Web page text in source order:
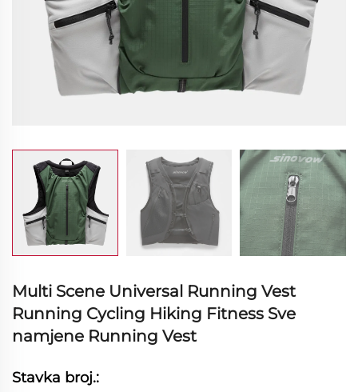
Multi Scene Universal Running Vest
Running Cycling Hiking Fitness Sve
namjene Running Vest
Stavka broj.: